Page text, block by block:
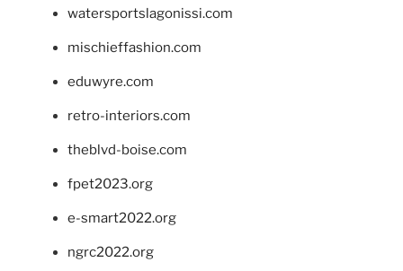
watersportslagonissi.com
mischieffashion.com
eduwyre.com
retro-interiors.com
theblvd-boise.com
fpet2023.org
e-smart2022.org
ngrc2022.org